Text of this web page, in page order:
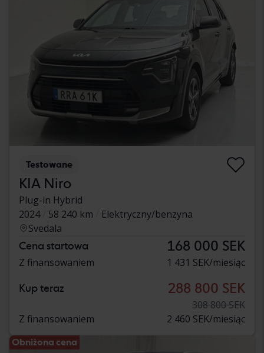
Testowane
KIA Niro
Plug-in Hybrid
2024
58 240 km
Elektryczny/benzyna
Svedala
Cena startowa 168 000 SEK
Z finansowaniem 1 431 SEK/miesiąc
Kup teraz 288 800 SEK
308 800 SEK
Z finansowaniem
2 460 SEK/miesiąc
Obniżona cena